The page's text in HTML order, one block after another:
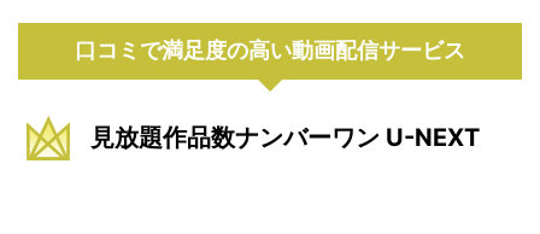
口コミで満足度の高い動画配信サービス
見放題作品数ナンバーワン U-NEXT